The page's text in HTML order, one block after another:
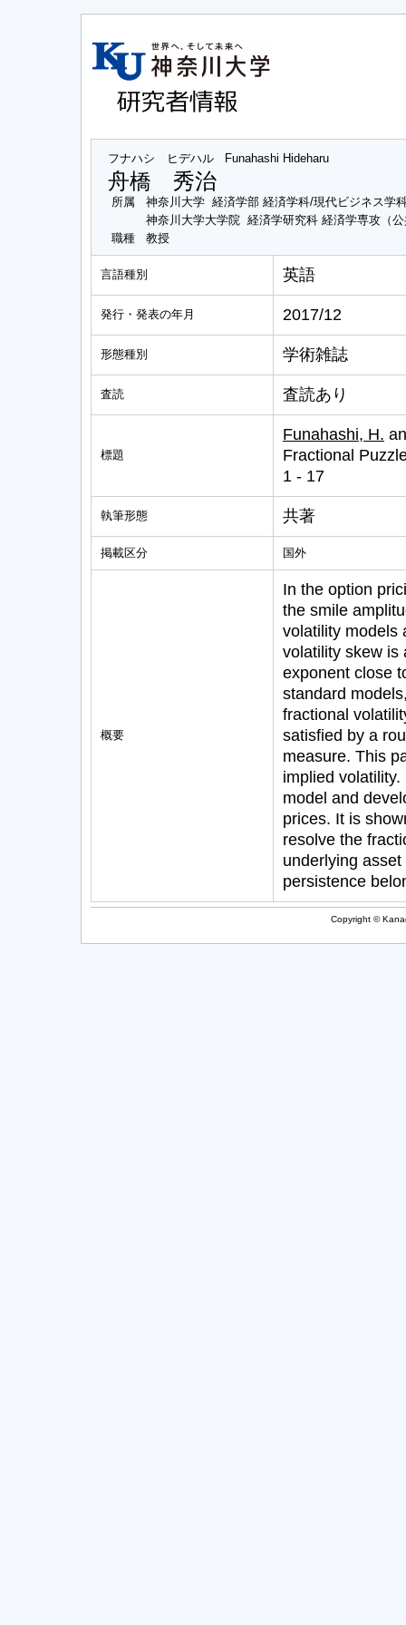
フナハシ ヒデハル Funahashi Hideharu
舟橋 秀治
所属
神奈川大学 経済学部 経済学科/現代ビジネス学
神奈川大学大学院 経済学研究科 経済学専攻（
職種
教授
言語種別 英語
発行・発表の年月 2017/12
形態種別 学術雑誌
査読 査読あり
標題
Funahashi, H.
Fractional
1 - 17
執筆形態 共著
掲載区分 国外
概要
In the option
the smile
volatility models
volatility skew is
exponent close
standard
fractional
satisfied by a
measure. This
implied
model and
prices. It is
resolve the
underlying
persistence
Copyright ©